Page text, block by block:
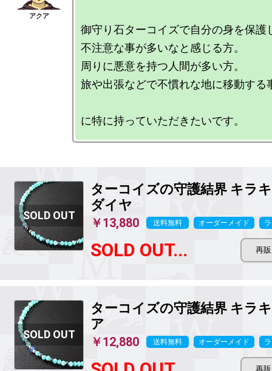
御守り石ターコイズで自分の身を保護
不注意な事が多いなと感じる方。
周りに悪意を持つ人間が多い方。
旅や出張などで不慣れな地に移動する
ターコイズの守護結界 キラ
ダイヤ
￥13,880 送料無料 オーダーメイド
SOLD OUT...
ターコイズの守護結界 キラ
ア
￥12,880 送料無料 オーダーメイド